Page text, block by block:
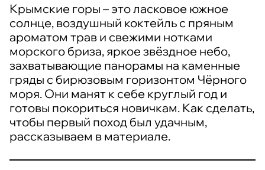
Крымские горы – это ласковое южное
солнце, воздушный коктейль с пряным
ароматом трав и свежими нотками
морского бриза, яркое звёздное небо,
захватывающие панорамы на каменные
гряды с бирюзовым горизонтом Чёрного
моря. Они манят к себе круглый год и
готовы покориться новичкам. Как сделать,
чтобы первый поход был удачным,
рассказываем в материале.